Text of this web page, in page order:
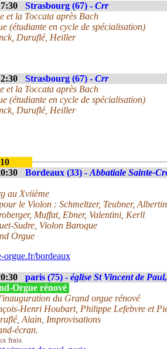
Strasbourg (67) - Crr
et la Toccata après Bach
(étudiante en cycle de spécialisation)
Duruflé, Heiller
Strasbourg (67) - Crr
et la Toccata après Bach
(étudiante en cycle de spécialisation)
Duruflé, Heiller
Bordeaux (33) - Abbatiale Sainte-
au Xviième
le Violon : Schmeltzer, Teubner,
Muffat, Ebner, Valentini, Kerll
Sudre, Violon Baroque
Orgue
orgue.fr/bordeaux
paris (75) - église St Vincent de
Orgue rénové
du Grand orgue rénové
Henri Houbart, Philippe Lefebvre et
Alain, Improvisations
écran.
frais